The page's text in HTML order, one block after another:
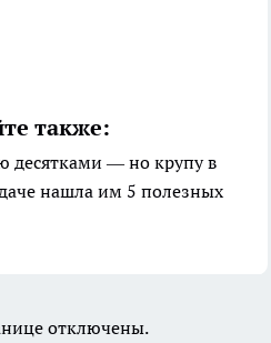
также:
десятками — но крупу в
нашла им 5 полезных
отключены.